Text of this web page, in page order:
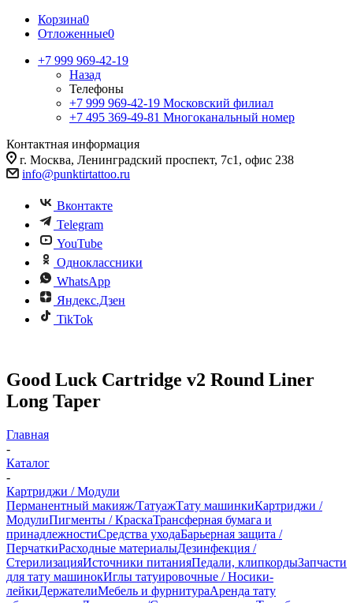
Корзина0
Отложенные0
+7 999 969-42-19
Назад
Телефоны
+7 999 969-42-19 Московский филиал
+7 495 369-49-81 Многоканальный номер
Контактная информация
г. Москва, Ленинградский проспект, 7с1, офис 238
info@punktirtattoo.ru
Вконтакте
Telegram
YouTube
Одноклассники
WhatsApp
Яндекс.Дзен
TikTok
Good Luck Cartridge v2 Round Liner
Long Taper
Главная
-
Каталог
-
Картриджи / Модули
Перманентный макияж/ТатуажТату машинкиКартриджи /
МодулиПигменты / КраскаТрансферная бумага и
принадлежностиСредства уходаБарьерная защита /
ПерчаткиРасходные материалыДезинфекция /
СтерилизацияИсточники питанияПедали, клипкордыЗапчасти
для тату машинокИглы татуировочные / Носики-
лейкиДержателиМебель и фурнитураАренда тату